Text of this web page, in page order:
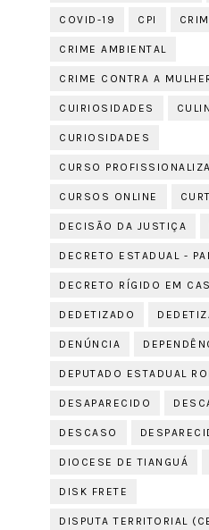
COVID-19 CPI
CRIME AMBIENTAL
CRIME CONTRA A
CUIRIOSIDADES
CURIOSIDADES
CURSO
CURSOS ONLINE
DECISÃO DA JUSTIÇA
DECRETO ESTADUAL -
DECRETO RÍGIDO EM
DEDETIZADO
DENÚNCIA
DEPUTADO ESTADUAL
DESAPARECIDO
DESCASO
DIOCESE DE TIANGUÁ
DISK FRETE
DISPUTA TERRITORIAL